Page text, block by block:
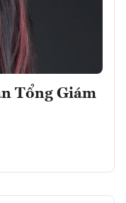
Tổng Giám